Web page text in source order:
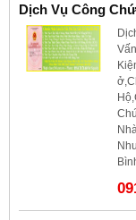
Dịch Vụ Công